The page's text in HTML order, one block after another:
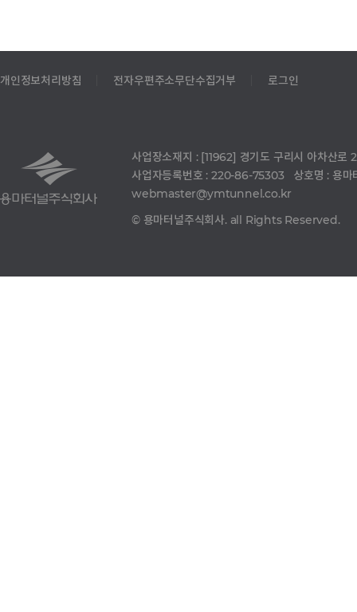
개인정보처리방침 전자우편주소무단수집거부 로그인
사업장소재지 : [11962] 경기도 구리시 아차산로
사업자등록번호 : 220-86-75303 상호명 : 용마
webmaster@ymtunnel.co.kr
© 용마터널주식회사. all Rights Reserved.